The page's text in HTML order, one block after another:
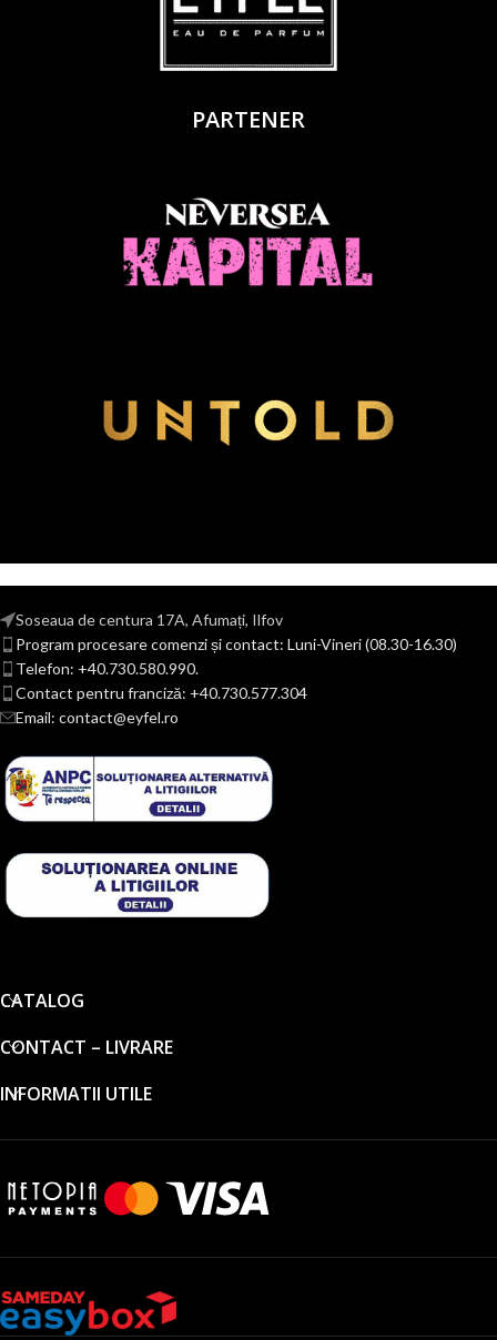
PARTENER
Soseaua de centura 17A, Afumați, Ilfov
Program procesare comenzi și contact: Luni-Vineri (08.30-16.30)
Telefon: +40.730.580.990.
Contact pentru franciză: +40.730.577.304
Email: contact@eyfel.ro
CATALOG
CONTACT – LIVRARE
INFORMATII UTILE